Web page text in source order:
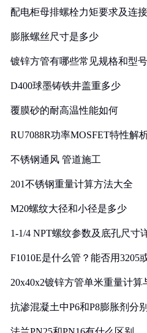
配电柜母排螺栓力矩要求及连
膨胀螺丝尺寸是多少
镀锌方管有哪些常见规格和型号
D400球墨铸铁井盖重多少
覆膜砂的耐高温性能如何
RU7088R功率MOSFET特性解
不锈钢通风 管道施工
201不锈钢重量计算方法大全
M20螺纹大径和小径是多少
1-1/4 NPT螺纹参数及底孔尺寸
F1010E是什么管？能否用3205
20x40x2镀锌方管单米重量计算
抗渗混凝土中P6和P8膨胀剂分